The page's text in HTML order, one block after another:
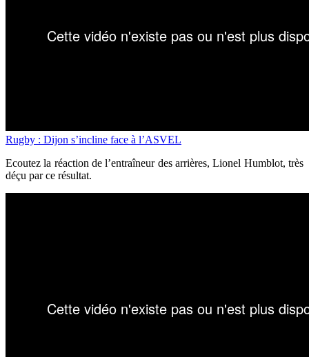
Rugby : Dijon s’incline face à l’ASVEL
Ecoutez la réaction de l’entraîneur des arrières, Lionel Humblot, très
déçu par ce résultat.